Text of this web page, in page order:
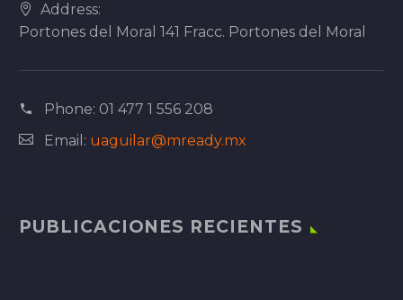
Address:
Portones del Moral 141 Fracc. Portones del Moral
Phone: 01 477 1 556 208
Email: uaguilar@mready.mx
PUBLICACIONES RECIENTES